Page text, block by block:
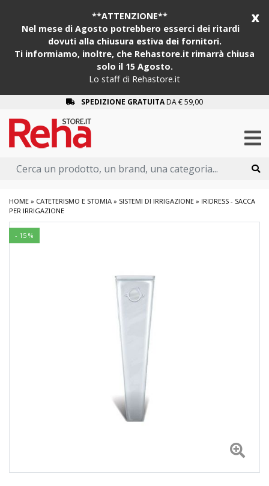
x
**ATTENZIONE**
Nel mese di Agosto potrebbero esserci dei ritardi
dovuti alla chiusura estiva dei fornitori.
Ti informiamo, inoltre, che Rehastore.it rimarrà chiusa
solo il 15 Agosto.
Lo staff di Rehastore.it
SPEDIZIONE GRATUITADA € 59,00
HOME » CATETERISMO E STOMIA » SISTEMI DI IRRIGAZIONE » IRIDRESS - SACCA
PER IRRIGAZIONE
- 15 %